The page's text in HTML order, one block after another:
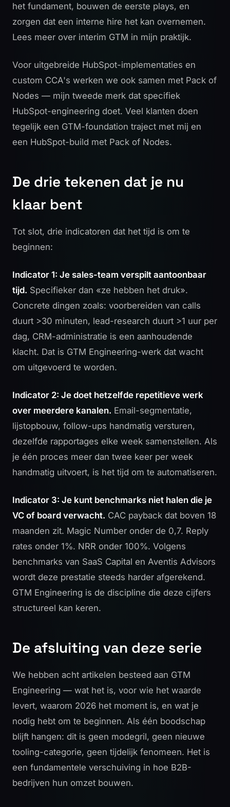
het fundament, bouwen de eerste plays, en
zorgen dat een interne hire het kan overnemen.
Lees meer over interim GTM in mijn praktijk.
Voor uitgebreide HubSpot-implementaties en
custom CCA's werken we ook samen met Pack of
Nodes — mijn tweede merk dat specifiek
HubSpot-engineering doet. Veel klanten doen
tegelijk een GTM-foundation traject met mij en
een HubSpot-build met Pack of Nodes.
De drie tekenen dat je nu
klaar bent
Tot slot, drie indicatoren dat het tijd is om te
beginnen:
Indicator 1: Je sales-team verspilt aantoonbaar
tijd. Specifieker dan «ze hebben het druk».
Concrete dingen zoals: voorbereiden van calls
duurt >30 minuten, lead-research duurt >1 uur per
dag, CRM-administratie is een aanhoudende
klacht. Dat is GTM Engineering-werk dat wacht
om uitgevoerd te worden.
Indicator 2: Je doet hetzelfde repetitieve werk
over meerdere kanalen. Email-segmentatie,
lijstopbouw, follow-ups handmatig versturen,
dezelfde rapportages elke week samenstellen. Als
je één proces meer dan twee keer per week
handmatig uitvoert, is het tijd om te automatiseren.
Indicator 3: Je kunt benchmarks niet halen die je
VC of board verwacht. CAC payback dat boven 18
maanden zit. Magic Number onder de 0,7. Reply
rates onder 1%. NRR onder 100%. Volgens
benchmarks van SaaS Capital en Aventis Advisors
wordt deze prestatie steeds harder afgerekend.
GTM Engineering is de discipline die deze cijfers
structureel kan keren.
De afsluiting van deze serie
We hebben acht artikelen besteed aan GTM
Engineering — wat het is, voor wie het waarde
levert, waarom 2026 het moment is, en wat je
nodig hebt om te beginnen. Als één boodschap
blijft hangen: dit is geen modegril, geen nieuwe
tooling-categorie, geen tijdelijk fenomeen. Het is
een fundamentele verschuiving in hoe B2B-
bedrijven hun omzet bouwen.